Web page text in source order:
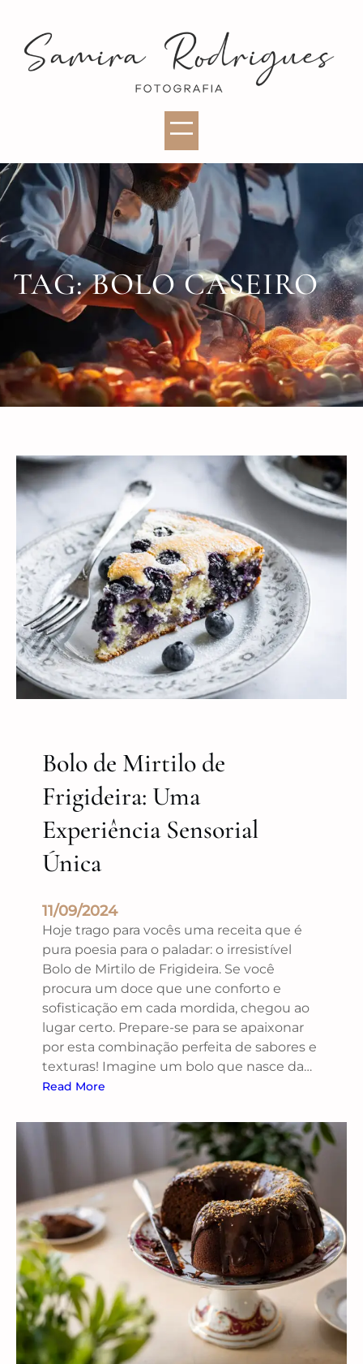
TAG:BOLO CASEIRO
Bolo de Mirtilo de
Frigideira: Uma
Experiência Sensorial
Única
11/09/2024
Hoje trago para vocês uma receita que é
pura poesia para o paladar: o irresistível
Bolo de Mirtilo de Frigideira. Se você
procura um doce que une conforto e
sofisticação em cada mordida, chegou ao
lugar certo. Prepare-se para se apaixonar
por esta combinação perfeita de sabores e
texturas! Imagine um bolo que nasce da…
Read More